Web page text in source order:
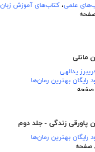
علمی، کتاب‌های آموزش زبان
مانلی
یدالهی
رایگان بهترین رمان‌ها
پاورقی زندگی - جلد دوم
رایگان بهترین رمان‌ها